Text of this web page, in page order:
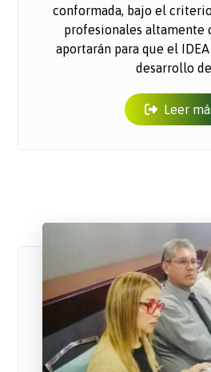
conformada, bajo el
profesionales altamente
aportarán para que el
desarrollo de
Leer